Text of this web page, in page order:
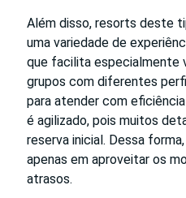
Além disso, resorts deste
uma variedade de
que facilita especialmente
grupos com diferentes
para atender com
é agilizado, pois muitos
reserva inicial. Dessa
apenas em aproveitar os
atrasos.